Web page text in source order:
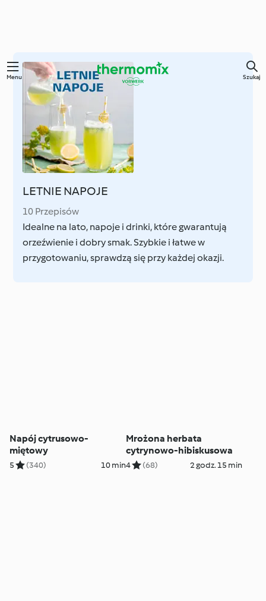
Przejdź
głównej
Menu Szukaj
LETNIE NAPOJE
10 Przepisów
Idealne na lato, napoje i drinki, które gwarantują
orzeźwienie i dobry smak. Szybkie i łatwe w
przygotowaniu, sprawdzą się przy każdej okazji.
Napój cytrusowo-
miętowy
5 (340) 10 min
Mrożona herbata
cytrynowo-hibiskusowa
4 (68) 2 godz. 15 min